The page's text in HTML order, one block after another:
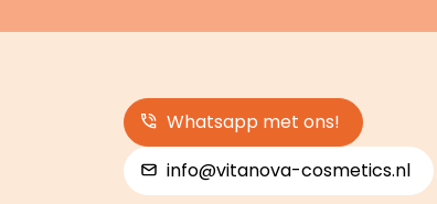
Whatsapp met ons!
info@vitanova-cosmetics.nl